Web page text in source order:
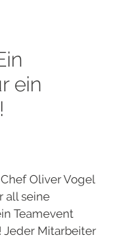
ein
Oliver Vogel
all seine
Teamevent
Jeder Mitarbeiter